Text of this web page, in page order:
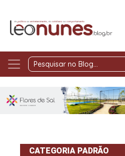
CATEGORIA PADRÃO